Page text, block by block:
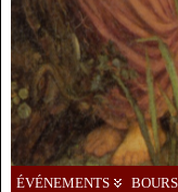
ÉVÉNEMENTS